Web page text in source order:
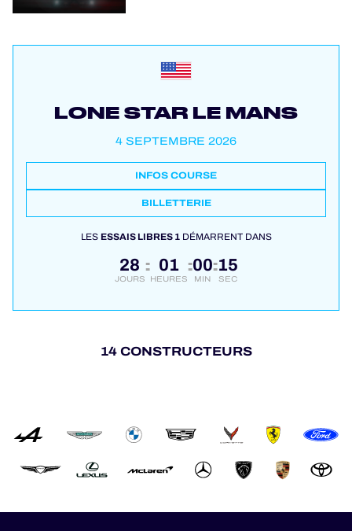
LONE STAR LE MANS
4 SEPTEMBRE 2026
INFOS COURSE
BILLETTERIE
LESESSAIS LIBRES 1DÉMARRENT DANS
28
JOURS
: 01
HEURES
:00
MIN
:15
SEC
14 CONSTRUCTEURS